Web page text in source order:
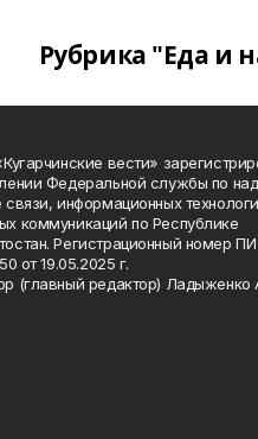
Рубрика "Еда и
вести»
Федеральной службы по
информационных
коммуникаций по Республике
Регистрационный номер
от 19.05.2025 г.
(главный редактор) Ладыженко